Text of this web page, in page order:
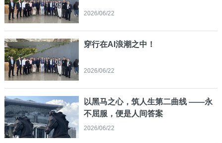
2026/06/22
穿行在AI浪潮之中！
2026/06/22
以黑马之心，筑人生第二曲线 ——永
不屈服，便是人间答案
2026/06/22